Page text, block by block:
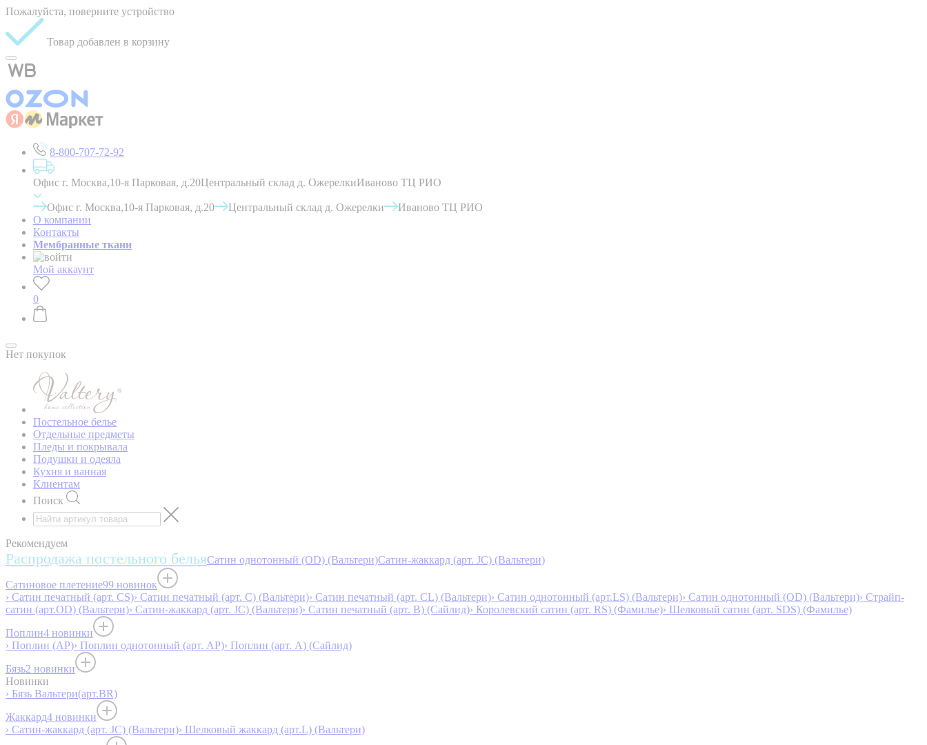
Пожалуйста, поверните устройство
Товар добавлен в корзину
8-800-707-72-92
Офис г. Москва,10-я Парковая, д.20Центральный склад д. ОжерелкиИваново ТЦ РИО
Офис г. Москва,10-я Парковая, д.20 Центральный склад д. Ожерелки
Иваново ТЦ РИО
О компании
Контакты
Мембранные ткани
Мой аккаунт
0
Нет покупок
Постельное белье
Отдельные предметы
Пледы и покрывала
Подушки и одеяла
Кухня и ванная
Клиентам
Поиск
Рекомендуем
Распродажа постельного бельяСатин однотонный (OD) (Вальтери)Сатин-жаккард (арт. JC) (Вальтери)
Сатиновое плетение99 новинок
› Сатин печатный (арт. СS)› Сатин печатный (арт. С) (Вальтери)› Сатин печатный (арт. СL) (Вальтери)› Сатин однотонный (арт.LS) (Вальтери)› Сатин однотонный (OD) (Вальтери)› Страйп-
сатин (арт.OD) (Вальтери)› Сатин-жаккард (арт. JC) (Вальтери)› Сатин печатный (арт. В) (Сайлид)› Королевский сатин (арт. RS) (Фамилье)› Шелковый сатин (арт. SDS) (Фамилье)
Поплин4 новинки
› Поплин (AP)› Поплин однотонный (арт. AP)› Поплин (арт. А) (Сайлид)
Бязь2 новинки
Новинки
› Бязь Вальтери(арт.BR)
Жаккард4 новинки
› Сатин-жаккард (арт. JC) (Вальтери)› Шелковый жаккард (арт.L) (Вальтери)